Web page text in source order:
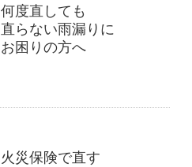
何度直しても
直らない雨漏りに
お困りの方へ
火災保険で直す